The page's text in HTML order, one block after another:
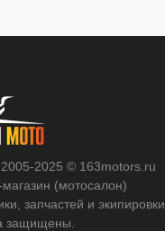
2025 © 163motors.ru
(мотосалон)
запчастей и экипировки.
защищены.